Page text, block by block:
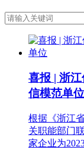
喜报 | 浙
信模范单位
根据《浙江
关职能部门
家企业为